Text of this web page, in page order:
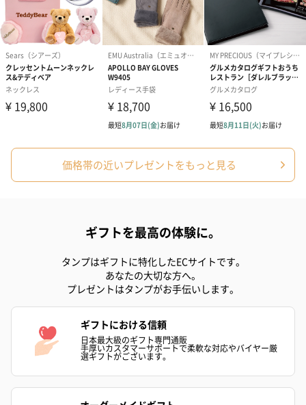
生花のブーケを同梱します。
※9-15時にご注文いただく場合、最短のお届け可能日が通常より
も1日遅くなります。
シーズンブーケ（ひま
わり）（1,880円）
ブーケ（ホワイトグリ
ーン）（1,650円）
ブーケ（ピン
（1,650円）
ドライフラワー・プリザーブドフラワー
自然のお花で作ったドライフラワー・プリザーブドフラワーを同
一部花材が写真と異なる場合がございます。予めご了承くださ
価格帯の近いプレゼントをもっと見る
ギフトを最高の体験に。
タンプはギフトに特化したECサイトです。
あなたの大切な方へ。
プレゼントはタンプがお手伝いします。
ギフトにおける信頼
日本最大級のギフト専門通販
手厚いカスタマーサポートで柔軟な対応やバイヤー厳
選ギフトがございます。